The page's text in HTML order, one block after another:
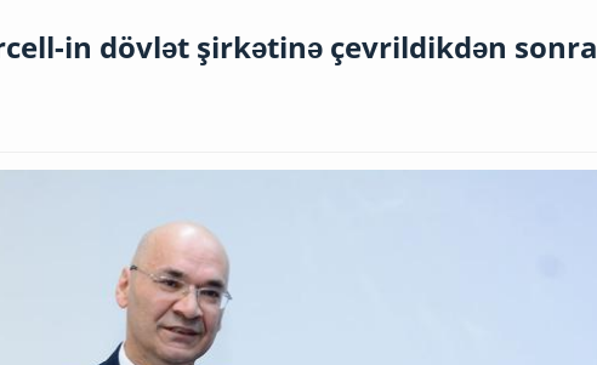
in dövlət şirkətinə çevrildikdən sonra